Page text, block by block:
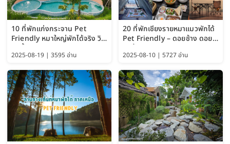
10 ที่พักแก่งกระจาน Pet
Friendly หมาใหญ่พักได้จริง วิว
2025-08-19 | 3595 อ่าน
20 ที่พักเชียงรายหมาแมวพักได้
Pet Friendly – ดอยช้าง ดอย
2025-08-10 | 5727 อ่าน